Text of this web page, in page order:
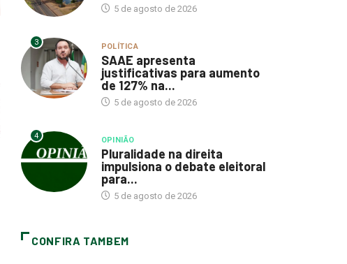
5 de agosto de 2026
3 POLÍTICA
SAAE apresenta
justificativas para aumento
de 127% na...
5 de agosto de 2026
4 OPINIÃO
Pluralidade na direita
impulsiona o debate eleitoral
para...
5 de agosto de 2026
CONFIRA TAMBEM